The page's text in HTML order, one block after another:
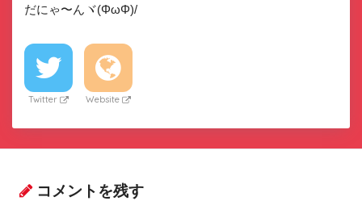
だにゃ〜んヾ(ΦωΦ)/
Twitter Website
コメントを残す